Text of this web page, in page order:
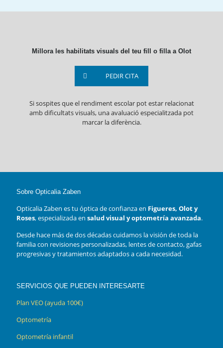
Millora les habilitats visuals del teu fill o filla a Olot
PEDIR CITA
Si sospites que el rendiment escolar pot estar relacionat
amb dificultats visuals, una avaluació especialitzada pot
marcar la diferència.
Sobre Opticalia Zaben
Opticalia Zaben es tu óptica de confianza en Figueres, Olot y
Roses, especializada en salud visual y optometría avanzada.
Desde hace más de dos décadas cuidamos la visión de toda la
familia con revisiones personalizadas, lentes de contacto, gafas
progresivas y tratamientos adaptados a cada necesidad.
SERVICIOS QUE PUEDEN INTERESARTE
Plan VEO (ayuda 100€)
Optometría
Optometría infantil